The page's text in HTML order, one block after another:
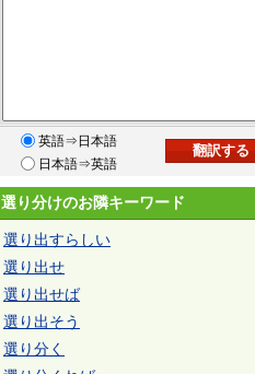
英語⇒日本語
日本語⇒英語
選り分けのお隣キーワード
選り出すらしい
選り出せ
選り出せば
選り出そう
選り分く